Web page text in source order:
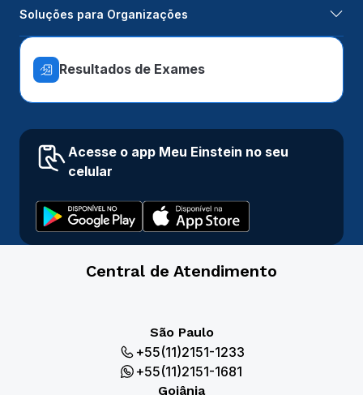
Soluções para Organizações
Resultados de Exames
Acesse o app Meu Einstein no seu
celular
Central de Atendimento
São Paulo
+55(11)2151-1233
+55(11)2151-1681
Goiânia